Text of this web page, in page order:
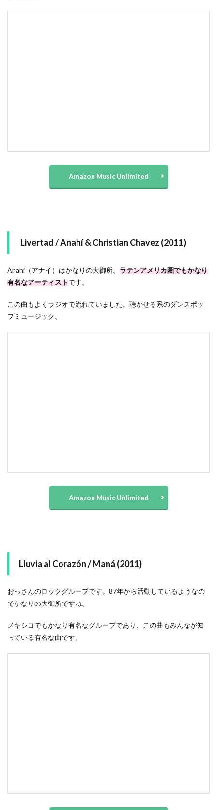
Amazon Music Unlimited
Livertad / Anahí & Christian Chavez (2011)
Anahi（アナイ）はかなりの大御所。 ラテンアメリカ圏でもかなり
有名なアーティストです。
この曲もよくラジオで流れていました。聴かせる系のダンスポッ
プミュージック。
Amazon Music Unlimited
Lluvia al Corazón / Maná (2011)
おっさんのロックグループです。87年から活動しているようなの
でかなりの大御所ですね。
メキシコでもかなり有名なグループであり、この曲もみんなが知
っている有名な曲です。